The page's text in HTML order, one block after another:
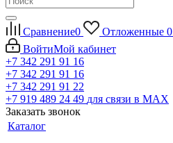
Сравнение0 Отложенные 0
ВойтиМой кабинет
+7 342 291 91 16
+7 342 291 91 16
+7 342 291 91 22
+7 919 489 24 49 для связи в МАХ
Заказать звонок
Каталог